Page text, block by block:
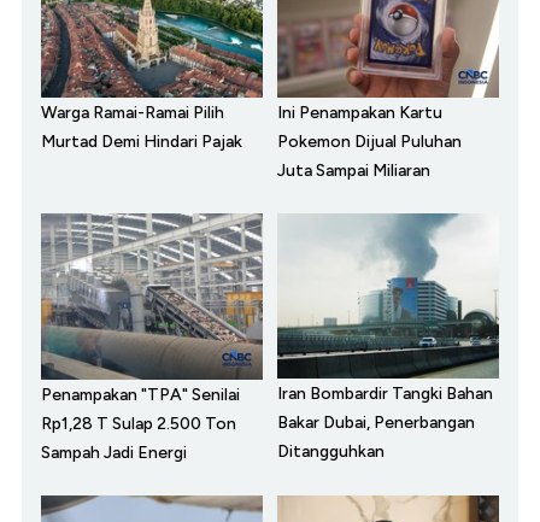
Warga Ramai-Ramai Pilih
Murtad Demi Hindari Pajak
Ini Penampakan Kartu
Pokemon Dijual Puluhan
Juta Sampai Miliaran
Penampakan "TPA" Senilai
Rp1,28 T Sulap 2.500 Ton
Sampah Jadi Energi
Iran Bombardir Tangki Bahan
Bakar Dubai, Penerbangan
Ditangguhkan